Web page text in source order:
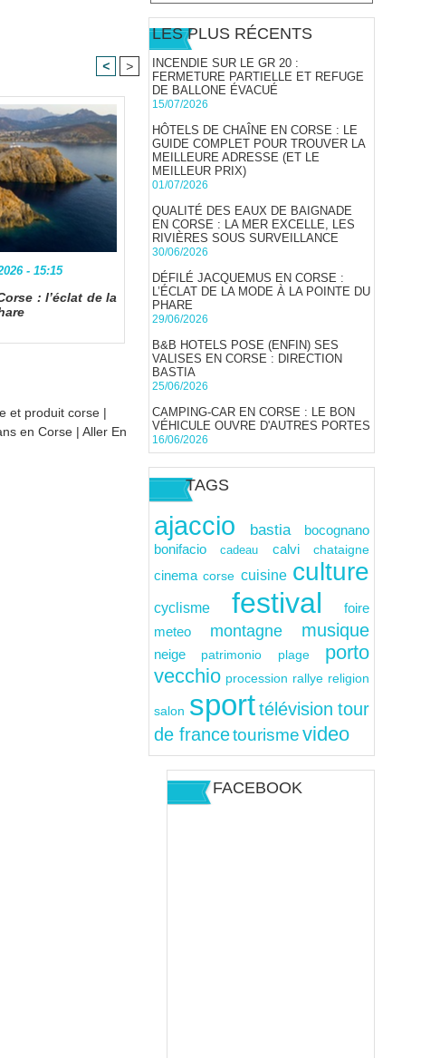
< >
- 15:15
: l’éclat de la
et produit corse |
en Corse | Aller En
LES PLUS RÉCENTS
INCENDIE SUR LE GR 20 :
FERMETURE PARTIELLE ET REFUGE
DE BALLONE ÉVACUÉ
15/07/2026
HÔTELS DE CHAÎNE EN CORSE : LE
GUIDE COMPLET POUR TROUVER LA
MEILLEURE ADRESSE (ET LE
MEILLEUR PRIX)
01/07/2026
QUALITÉ DES EAUX DE BAIGNADE
EN CORSE : LA MER EXCELLE, LES
RIVIÈRES SOUS SURVEILLANCE
30/06/2026
DÉFILÉ JACQUEMUS EN CORSE :
L’ÉCLAT DE LA MODE À LA POINTE DU
PHARE
29/06/2026
B&B HOTELS POSE (ENFIN) SES
VALISES EN CORSE : DIRECTION
BASTIA
25/06/2026
CAMPING-CAR EN CORSE : LE BON
VÉHICULE OUVRE D'AUTRES PORTES
16/06/2026
TAGS
ajaccio bastia bocognano
bonifacio cadeau calvi chataigne
cinema corse cuisine culture
cyclisme festival foire
meteo montagne musique
neige patrimonio plage
porto
vecchio procession rallye religion
salon sport télévision tour
de francetourismevideo
FACEBOOK